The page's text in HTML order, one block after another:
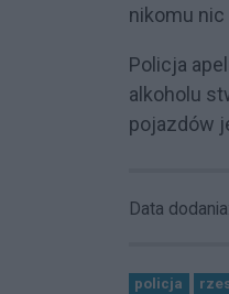
nikomu nic
Policja
alkoholu
pojazdów
Data dodania:
policja